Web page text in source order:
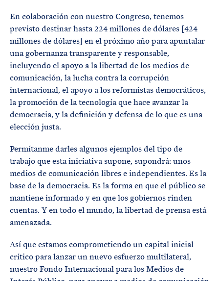
En colaboración con nuestro Congreso, tenemos
previsto destinar hasta 224 millones de dólares [424
millones de dólares] en el próximo año para apuntalar
una gobernanza transparente y responsable,
incluyendo el apoyo a la libertad de los medios de
comunicación, la lucha contra la corrupción
internacional, el apoyo a los reformistas democráticos,
la promoción de la tecnología que hace avanzar la
democracia, y la definición y defensa de lo que es una
elección justa.
Permítanme darles algunos ejemplos del tipo de
trabajo que esta iniciativa supone, supondrá: unos
medios de comunicación libres e independientes. Es la
base de la democracia. Es la forma en que el público se
mantiene informado y en que los gobiernos rinden
cuentas. Y en todo el mundo, la libertad de prensa está
amenazada.
Así que estamos comprometiendo un capital inicial
crítico para lanzar un nuevo esfuerzo multilateral,
nuestro Fondo Internacional para los Medios de